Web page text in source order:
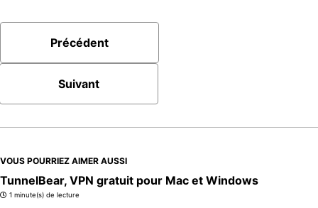
Précédent
Suivant
VOUS POURRIEZ AIMER AUSSI
TunnelBear, VPN gratuit pour Mac et Windows
1 minute(s) de lecture